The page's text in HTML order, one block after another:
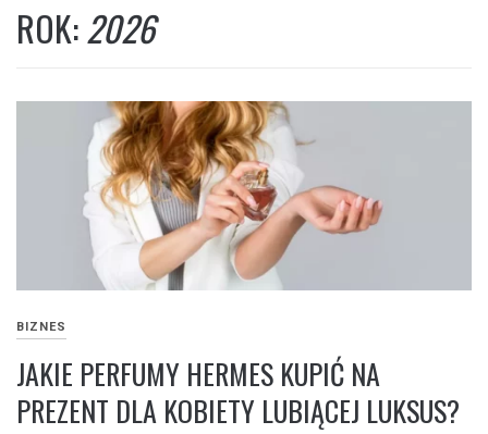
ROK:2026
BIZNES
JAKIE PERFUMY HERMES KUPIĆ NA
PREZENT DLA KOBIETY LUBIĄCEJ LUKSUS?